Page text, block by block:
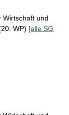
Wirtschaft und
WP) [alle SG